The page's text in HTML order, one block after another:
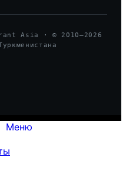
Asia · © 2010—2026
Меню